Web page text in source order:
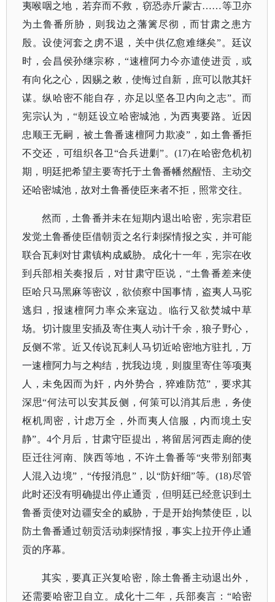
夷喉咽之地，若弃而不救，窃恐赤斤蒙古……等卫亦
为土鲁番所胁，则我边之藩篱尽彻，而甘肃之患方
殷。设使河套之虏不退，关中供亿愈难继矣”。廷议
时，会昌侯孙继宗称，“速檀阿力今亦遣使进贡，或
有向化之心，因赐之敕，使悔过自新，庶可以散其奸
谋。纵哈密不能自存，亦足以坚各卫内向之志”。而
宪宗认为，“朝廷设立哈密城池，为西夷要路。近因
忠顺王无嗣，被土鲁番速檀阿力欺凌”，如土鲁番拒
不交还，可组织各卫“合兵进剿”。(17)在哈密危机初
期，明廷把希望主要寄托于土鲁番幡然醒悟、主动交
还哈密城池，故对土鲁番使臣来者不拒，照常交往。
然而，土鲁番并未在短期内退出哈密，宪宗君臣
发觉土鲁番使臣借朝贡之名行刺探情报之实，并可能
联合瓦剌对甘肃镇构成威胁。成化十一年，宪宗在收
到兵部相关奏报后，对甘肃守臣说，“土鲁番差来使
臣哈只马黑麻等密议，欲侦察中国事情，盗夷人马驼
逃归，报速檀阿力率众来寇边。临行又欲焚城中草
场。切计腹里安插及寄住夷人动计千余，狼子野心，
反侧不常。近又传说瓦剌人马切近哈密地方驻扎，万
一速檀阿力与之构结，扰我边境，则腹里寄住等项夷
人，未免因而为奸，内外势合，猝难防范”，要求其
深思“何法可以安其反侧，何策可以消其后患，务使
枢机周密，计虑万全，外而夷人信服，内而境土安
静”。4个月后，甘肃守臣提出，将留居河西走廊的使
臣迁往河南、陕西等地，不许土鲁番等“夹带别部夷
人混入边境”，“传报消息”，以“防奸细”等。(18)尽管
此时还没有明确提出停止通贡，但明廷已经意识到土
鲁番贡使对边疆安全的威胁，于是开始拘禁使臣，以
防土鲁番通过朝贡活动刺探情报，事实上拉开停止通
贡的序幕。
其实，要真正兴复哈密，除土鲁番主动退出外，
还需要哈密卫自立。成化十二年，兵部奏言： “哈密